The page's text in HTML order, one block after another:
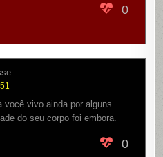
0
você vivo ainda por alguns
do seu corpo foi embora.
0